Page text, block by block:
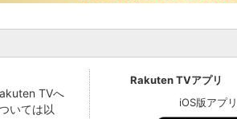
TVへ
いては以
Rakuten TVアプリ
iOS版アプリ